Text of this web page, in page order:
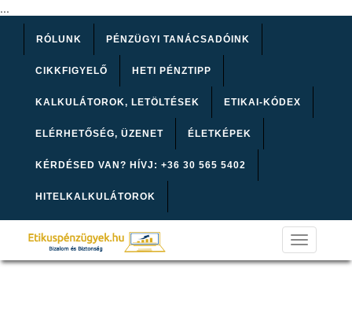
...
RÓLUNK PÉNZÜGYI TANÁCSADÓINK
CIKKFIGYELŐ HETI PÉNZTIPP
KALKULÁTOROK, LETÖLTÉSEK ETIKAI-KÓDEX
ELÉRHETŐSÉG, ÜZENET ÉLETKÉPEK
KÉRDÉSED VAN? HÍVJ: +36 30 565 5402
HITELKALKULÁTOROK
Toggle
navigation